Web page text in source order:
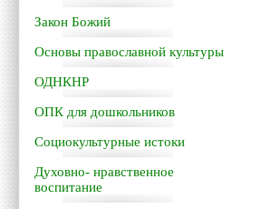
Закон Божий
Основы православной культуры
ОДНКНР
ОПК для дошкольников
Социокультурные истоки
Духовно- нравственное
воспитание